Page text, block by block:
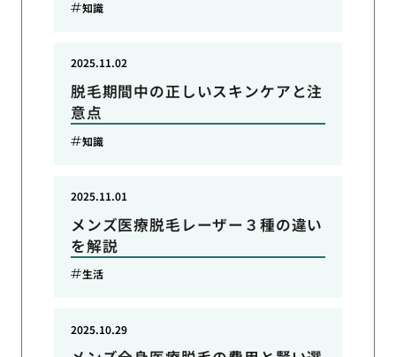
知識
脱毛期間中の正しいスキンケアと注
意点
2025.11.02
知識
メンズ医療脱毛レーザー３種の違い
を解説
2025.11.01
生活
2025.10.29